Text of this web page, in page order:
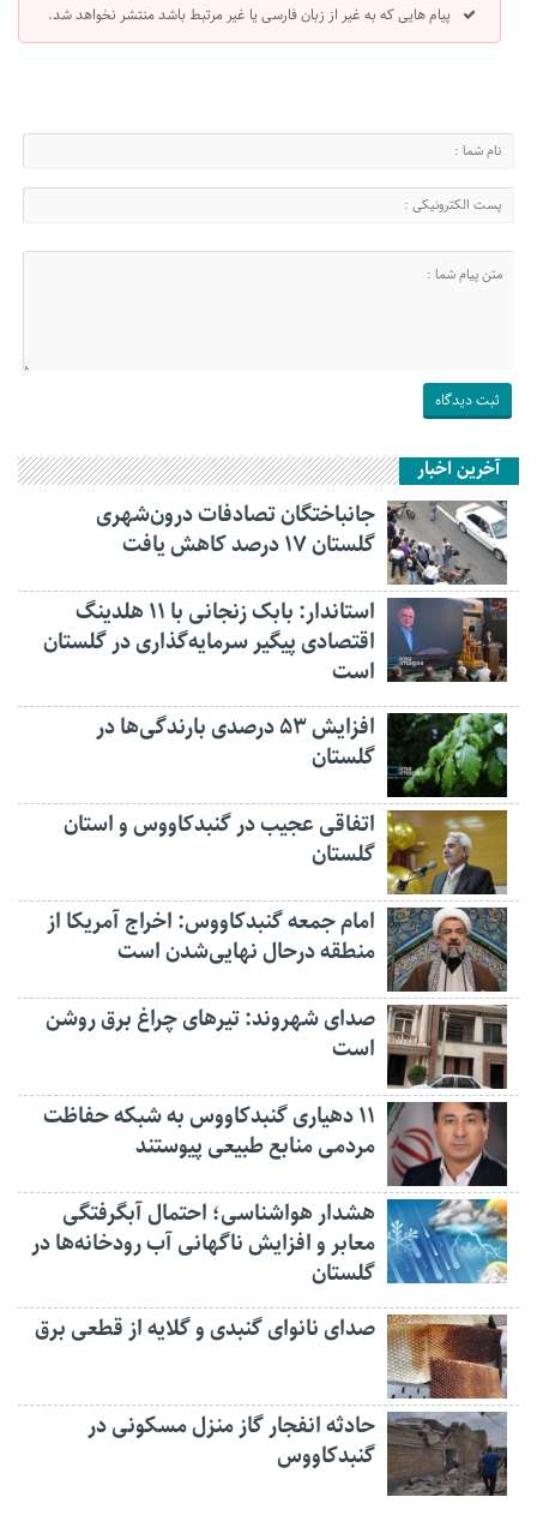
پیام هایی که به غیر از زبان فارسی یا غیر مرتبط باشد منتشر نخواهد شد.
آخرین اخبار
جانباختگان تصادفات درون‌شهری
گلستان ۱۷ درصد کاهش یافت
استاندار: بابک زنجانی با ۱۱ هلدینگ
اقتصادی پیگیر سرمایه‌گذاری در گلستان
است
افزایش ۵۳ درصدی بارندگی‌ها در
گلستان
اتفاقی عجیب در‌ گنبدکاووس و استان
گلستان
امام جمعه گنبدکاووس: اخراج آمریکا از
منطقه درحال نهایی‌شدن است
صدای شهروند: تیرهای چراغ برق روشن
است
۱۱ دهیاری گنبدکاووس به شبکه حفاظت
مردمی منابع طبیعی پیوستند
هشدار هواشناسی؛ احتمال آبگرفتگی
معابر و افزایش ناگهانی آب رودخانه‌ها در
گلستان
صدای نانوای گنبدی و گلایه از قطعی برق
حادثه انفجار گاز منزل مسکونی در
گنبدکاووس